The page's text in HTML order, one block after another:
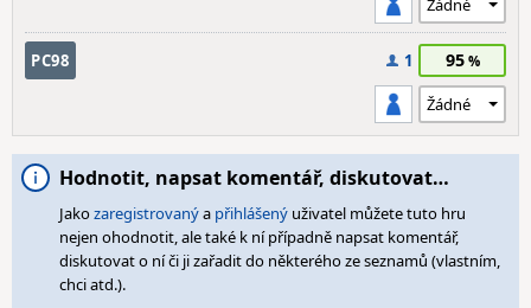
PC98 1 95
Hodnotit, napsat komentář, diskutovat…
Jakozaregistrovanýa přihlášený uživatel můžete tuto hru
nejen ohodnotit, ale také k ní případně napsat komentář,
diskutovat o ní či ji zařadit do některého ze seznamů (vlastním,
chci atd.).